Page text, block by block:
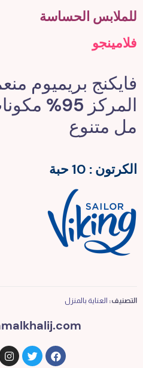
للملابس الحساسة
فلامينجو
فايكنج بريميوم
مل متنوع
الكرتون : 10 حبة
التصنيف: العناية بالمنزل